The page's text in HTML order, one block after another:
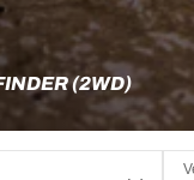
(2WD)